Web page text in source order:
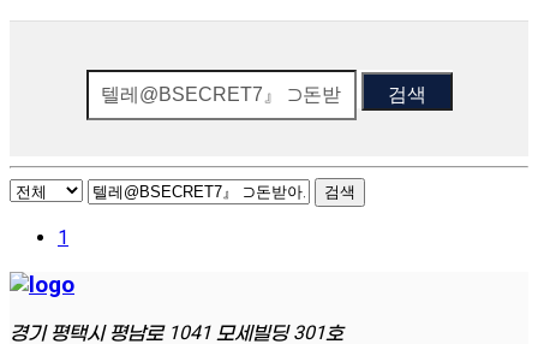
검색
검색
1
경기 평택시 평남로 1041 모세빌딩 301호